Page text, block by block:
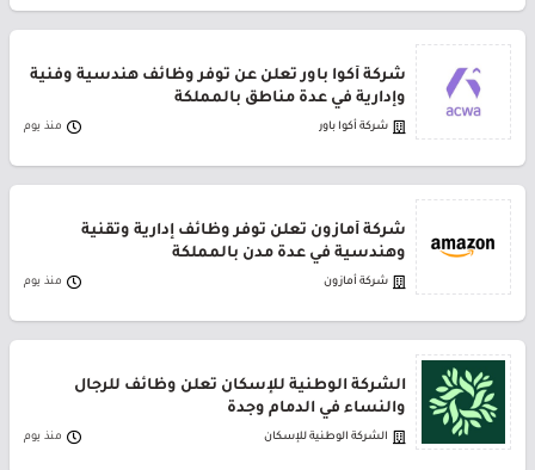
شركة أكوا باور تعلن عن توفر وظائف هندسية وفنية
وإدارية في عدة مناطق بالمملكة
شركة أكوا باور منذ يوم
شركة أمازون تعلن توفر وظائف إدارية وتقنية
وهندسية في عدة مدن بالمملكة
شركة أمازون منذ يوم
الشركة الوطنية للإسكان تعلن وظائف للرجال
والنساء في الدمام وجدة
الشركة الوطنية للإسكان منذ يوم